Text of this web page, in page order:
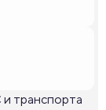
транспорта